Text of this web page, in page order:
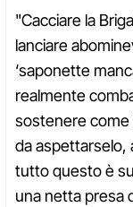
"Cacciare la
lanciare
‘saponette
realmente
sostenere come
da aspettarselo,
tutto questo è
una netta presa